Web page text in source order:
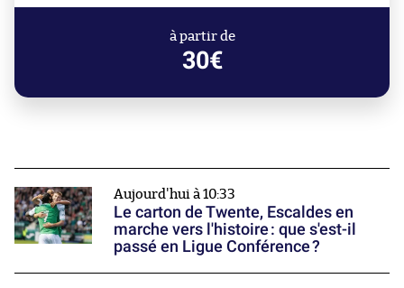
à partir de
30€
Aujourd'hui à 10:33
Le carton de Twente, Escaldes en
marche vers l'histoire : que s'est-il
passé en Ligue Conférence ?